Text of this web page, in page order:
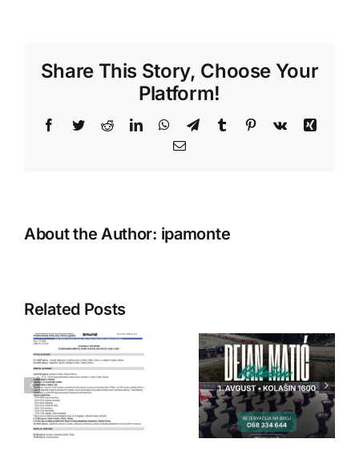
Share This Story, Choose Your
Platform!
Facebook
TwitterRedditLinkedInWhatsApp
TelegramTumblr Pinterest
Vk
Xing
Email
About the Author: ipamonte
Related Posts
IPA Crna
Gora
IPA Crna
Gora